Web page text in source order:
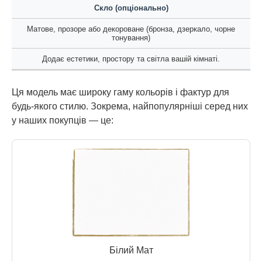
Скло (опціонально)
Матове, прозоре або декороване (бронза, дзеркало, чорне
тонування)
Додає естетики, простору та світла вашій кімнаті.
Ця модель має широку гаму кольорів і фактур для
будь-якого стилю. Зокрема, найпопулярніші серед них
у наших покупців — це:
Білий Мат